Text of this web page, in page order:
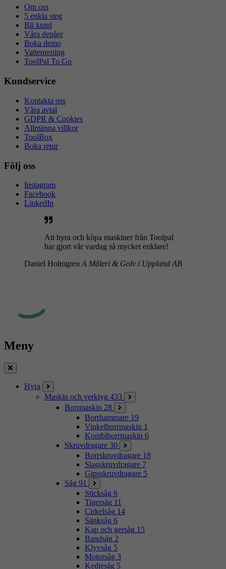
Om oss
5 enkla steg
Bli kund
Våra depåer
Boka demo
Vattenrening
ToolPal To Go
Kundservice
Kontakta oss
Våra avtal
GDPR & Cookies
Allmänna villkor
ToolBox
Boka retur
Följ oss
Instagram
Facebook
LinkedIn
Att hyra och köpa maskiner från Toolpal
har gjort vår vardag så mycket enklare!
Daniel Holmgren A Måleri & Golv i Uppland AB
Meny
Stäng
Hyra
Maskin och verktyg 433
Borrmaskin 28
Borrhammare 19
Vinkelborrmaskin 1
Kombiborrmaskin 6
Skruvdragare 30
Borrskruvdragare 18
Slagskruvdragare 7
Gipsskruvdragare 5
Såg 91
Sticksåg 6
Tigersåg 11
Cirkelsåg 14
Sänksåg 6
Kap och gersåg 15
Bandsåg 2
Klyvsåg 5
Motorsåg 3
Kedjesåg 5